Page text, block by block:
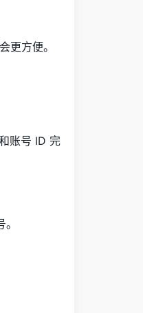
更方便。
账号 ID 完